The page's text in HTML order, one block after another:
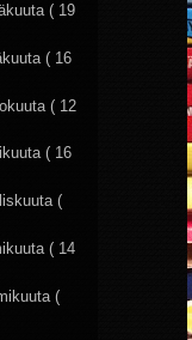
( 19
( 16
( 12
( 16
(
( 14
(